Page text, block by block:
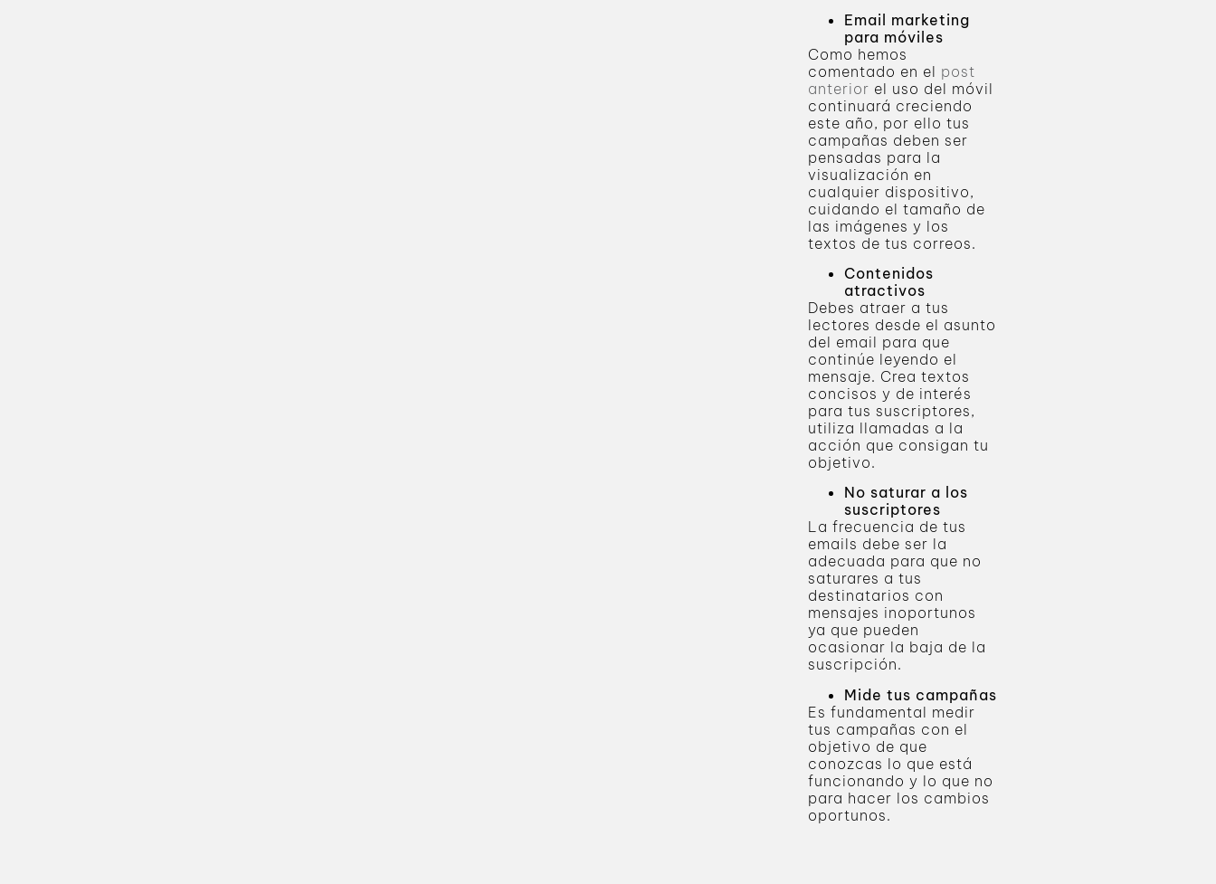
Email marketing
para móviles
Como hemos
comentado en el post
anterior el uso del móvil
continuará creciendo
este año, por ello tus
campañas deben ser
pensadas para la
visualización en
cualquier dispositivo,
cuidando el tamaño de
las imágenes y los
textos de tus correos.
Contenidos
atractivos
Debes atraer a tus
lectores desde el asunto
del email para que
continúe leyendo el
mensaje. Crea textos
concisos y de interés
para tus suscriptores,
utiliza llamadas a la
acción que consigan tu
objetivo.
No saturar a los
suscriptores
La frecuencia de tus
emails debe ser la
adecuada para que no
saturares a tus
destinatarios con
mensajes inoportunos
ya que pueden
ocasionar la baja de la
suscripción.
Mide tus campañas
Es fundamental medir
tus campañas con el
objetivo de que
conozcas lo que está
funcionando y lo que no
para hacer los cambios
oportunos.